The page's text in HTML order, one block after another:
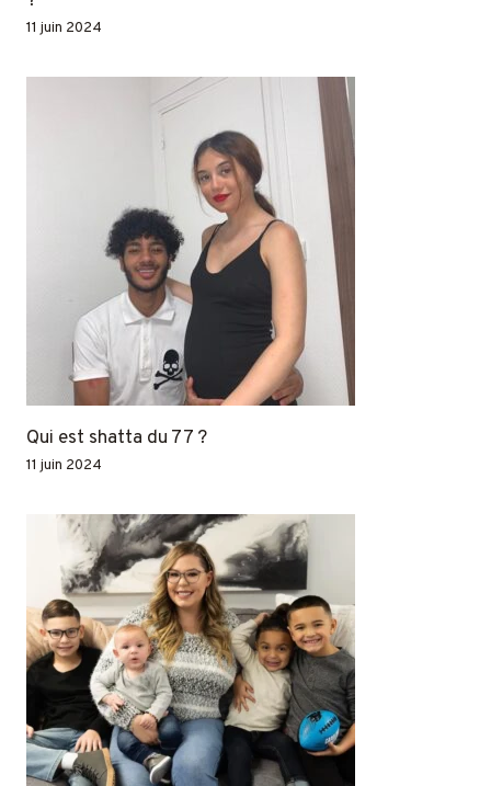
11 juin 2024
Qui est shatta du 77 ?
11 juin 2024